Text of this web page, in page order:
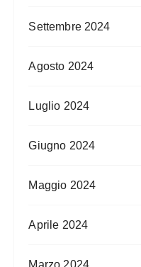
Settembre 2024
Agosto 2024
Luglio 2024
Giugno 2024
Maggio 2024
Aprile 2024
Marzo 2024